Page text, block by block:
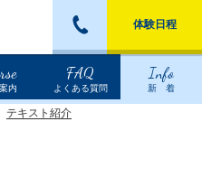
内
FAQ
よくある質問
Info
新 着
体験日程
テキスト紹介